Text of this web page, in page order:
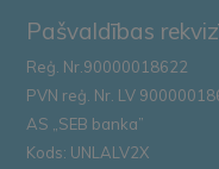
Pašvaldības
Reģ. Nr.90000018622
PVN reģ. Nr. LV
AS „SEB banka”
Kods: UNLALV2X